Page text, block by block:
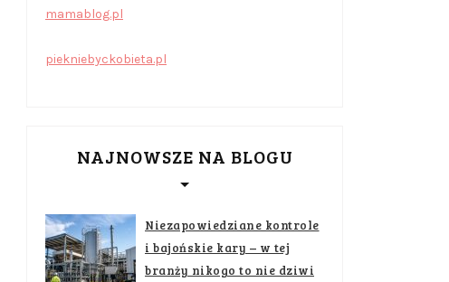
mamablog.pl
piekniebyckobieta.pl
NAJNOWSZE NA BLOGU
Niezapowiedziane kontrole
i bajońskie kary – w tej
branży nikogo to nie dziwi